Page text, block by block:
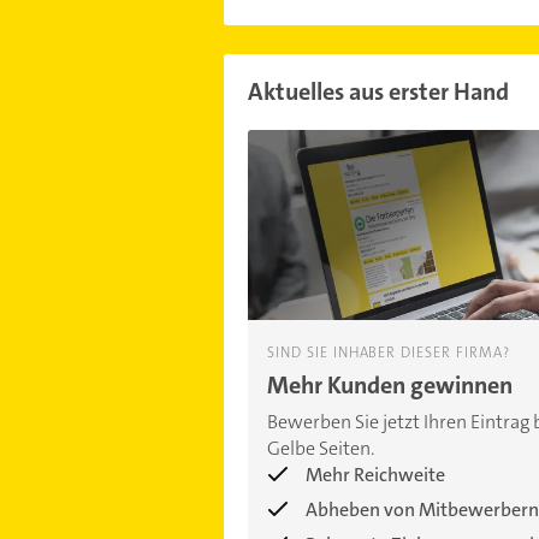
Aktuelles aus erster Hand
SIND SIE INHABER DIESER FIRMA?
Mehr Kunden gewinnen
Bewerben Sie jetzt Ihren Eintrag
Gelbe Seiten.
Mehr Reichweite
Abheben von Mitbewerbern